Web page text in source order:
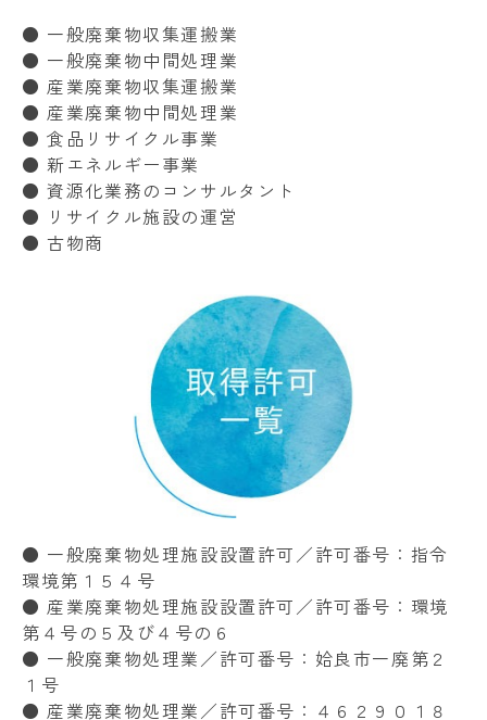
● 一般廃棄物収集運搬業
● 一般廃棄物中間処理業
● 産業廃棄物収集運搬業
● 産業廃棄物中間処理業
● 食品リサイクル事業
● 新エネルギー事業
● 資源化業務のコンサルタント
● リサイクル施設の運営
● 古物商
● 一般廃棄物処理施設設置許可／許可番号：指令
環境第１５４号
● 産業廃棄物処理施設設置許可／許可番号：環境
第４号の５及び４号の６
● 一般廃棄物処理業／許可番号：姶良市一廃第２
１号
● 産業廃棄物処理業／許可番号：４６２９０１８